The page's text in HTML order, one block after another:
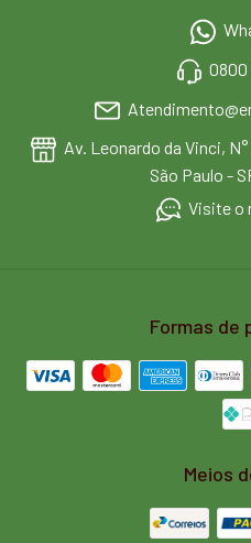
0800
Av. Leonardo da Vinci,
São Paulo -
Visite o
Formas de
Meios